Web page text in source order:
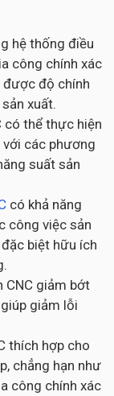
hệ thống điều
công chính xác
được độ chính
xuất.
có thể thực hiện
với các phương
suất sản
có khả năng
công việc sản
biệt hữu ích
CNC giảm bớt
giảm lỗi
thích hợp cho
chẳng hạn như
công chính xác